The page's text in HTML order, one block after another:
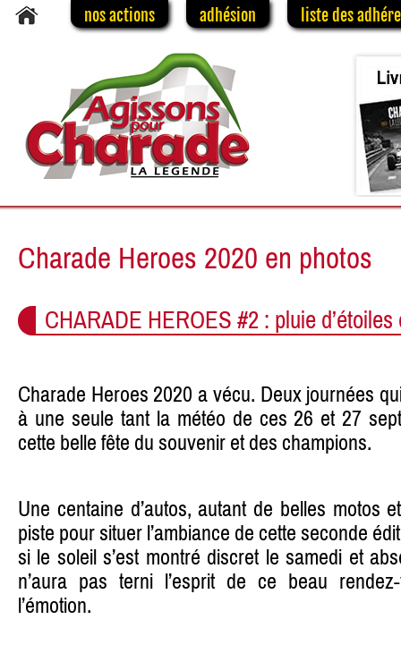
nos actions adhésion liste des
Charade Heroes 2020 en photos
CHARADE HEROES #2 : pluie
Charade Heroes 2020 a vécu. Deux journées
à une seule tant la météo de ces 26 et 27
cette belle fête du souvenir et des champions.
Une centaine d’autos, autant de belles motos
piste pour situer l’ambiance de cette seconde
si le soleil s’est montré discret le samedi et
n’aura pas terni l’esprit de ce beau
l’émotion.